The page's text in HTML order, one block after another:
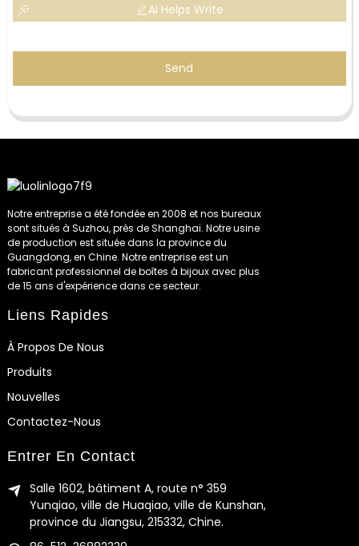
AI Helps Write
Send
Notre entreprise a été fondée en 2008 et nos bureaux
sont situés à Suzhou, près de Shanghai. Notre usine
de production est située dans la province du
Guangdong, en Chine. Notre entreprise est un
fabricant professionnel de boîtes à bijoux avec plus
de 15 ans d'expérience dans ce secteur.
Liens Rapides
À Propos De Nous
Produits
Nouvelles
Contactez-Nous
Entrer En Contact
Salle 1602, bâtiment A, route n° 359
Yunqiao, ville de Huaqiao, ville de Kunshan,
province du Jiangsu, 215332, Chine.